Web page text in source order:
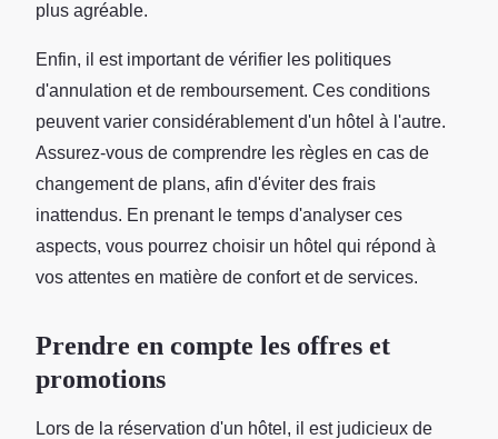
plus agréable.
Enfin, il est important de vérifier les politiques
d'annulation et de remboursement. Ces conditions
peuvent varier considérablement d'un hôtel à l'autre.
Assurez-vous de comprendre les règles en cas de
changement de plans, afin d'éviter des frais
inattendus. En prenant le temps d'analyser ces
aspects, vous pourrez choisir un hôtel qui répond à
vos attentes en matière de confort et de services.
Prendre en compte les offres et
promotions
Lors de la réservation d'un hôtel, il est judicieux de